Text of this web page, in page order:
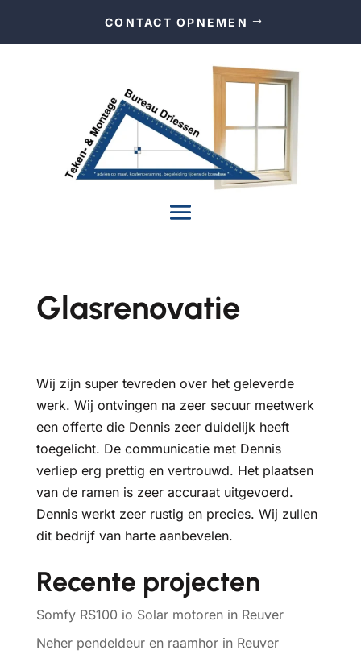
CONTACT OPNEMEN
Glasrenovatie
Wij zijn super tevreden over het geleverde
werk. Wij ontvingen na zeer secuur meetwerk
een offerte die Dennis zeer duidelijk heeft
toegelicht. De communicatie met Dennis
verliep erg prettig en vertrouwd. Het plaatsen
van de ramen is zeer accuraat uitgevoerd.
Dennis werkt zeer rustig en precies. Wij zullen
dit bedrijf van harte aanbevelen.
Recente projecten
Somfy RS100 io Solar motoren in Reuver
Neher pendeldeur en raamhor in Reuver